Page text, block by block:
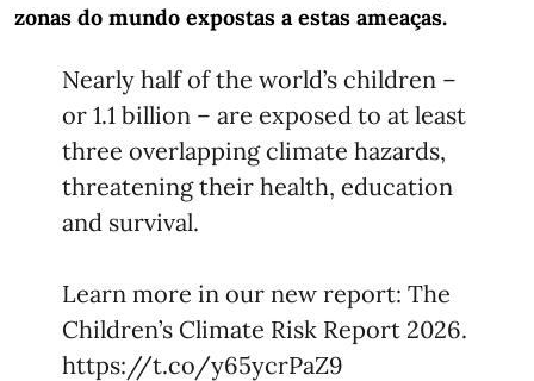
zonas do mundo expostas a estas ameaças.
Nearly half of the world’s children –
or 1.1 billion – are exposed to at least
three overlapping climate hazards,
threatening their health, education
and survival.
Learn more in our new report: The
Children’s Climate Risk Report 2026.
https://t.co/y65ycrPaZ9